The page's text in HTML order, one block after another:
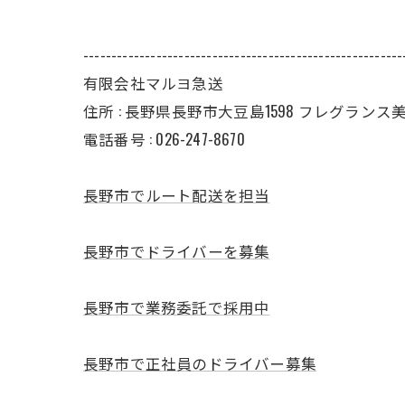
有限会社マルヨ急送
住所 : 長野県長野市大豆島1598 フレグランス
電話番号 : 026-247-8670
長野市でルート配送を担当
長野市でドライバーを募集
長野市で業務委託で採用中
長野市で正社員のドライバー募集